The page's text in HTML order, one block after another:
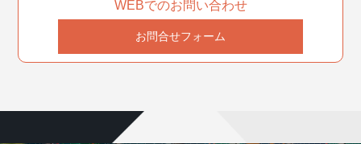
WEBでのお問い合わせ
お問合せフォーム